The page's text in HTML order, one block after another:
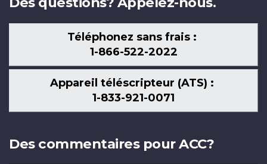
Téléphonez sans frais :
1-866-522-2022
Appareil téléscripteur (ATS) :
1-833-921-0071
Des commentaires pour ACC?